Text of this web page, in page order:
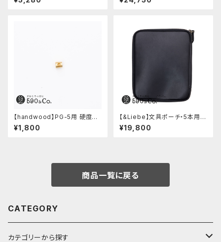
【handwood】PG-5用 硬度表
示窓 (真鍮/菱形窓)
¥1,800
【&Liebe】文具ポーチ・5本用
(スムースブラック)
¥19,800
商品一覧に戻る
CATEGORY
カテゴリーから探す